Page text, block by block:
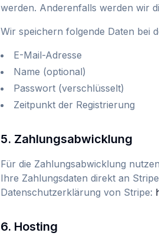
werden. Anderenfalls werden wir
Wir speichern folgende Daten bei
E-Mail-Adresse
Name (optional)
Passwort (verschlüsselt)
Zeitpunkt der Registrierung
5. Zahlungsabwicklung
Für die Zahlungsabwicklung
Ihre Zahlungsdaten direkt an
Datenschutzerklärung von Stripe:
6. Hosting